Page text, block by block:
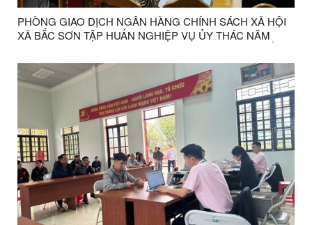
PHÒNG GIAO DỊCH NGÂN HÀNG CHÍNH SÁCH XÃ HỘI
XÃ BẮC SƠN TẬP HUẤN NGHIỆP VỤ ỦY THÁC NĂM
TIẾT KIỆM VÀ VAY VỐN